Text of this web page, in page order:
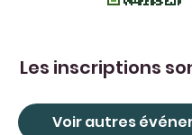
Les inscriptions
Voir autres